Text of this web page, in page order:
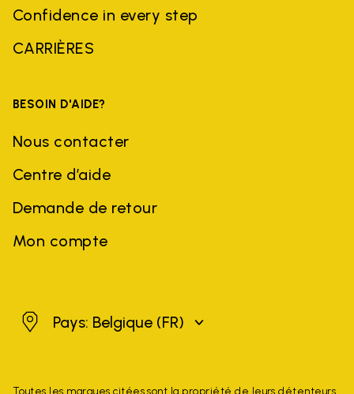
Confidence in every step
CARRIÈRES
BESOIN D'AIDE?
Nous contacter
Centre d’aide
Demande de retour
Mon compte
BelgiquePays: Belgique (FR)
Toutes les marques citées sont la propriété de leurs détenteurs.